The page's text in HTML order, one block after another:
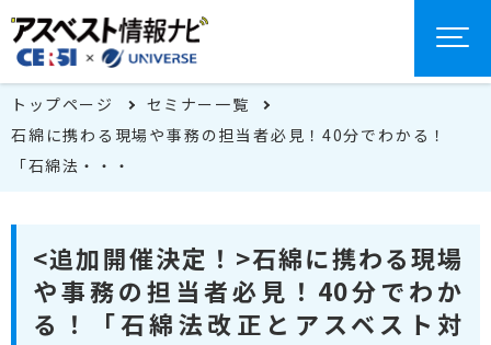
トップページ
セミナー一覧
石綿に携わる現場や事務の担当者必見！40分でわかる！
「石綿法・・・
<追加開催決定！>石綿に携わる現場
や事務の担当者必見！40分でわか
る！「石綿法改正とアスベスト対